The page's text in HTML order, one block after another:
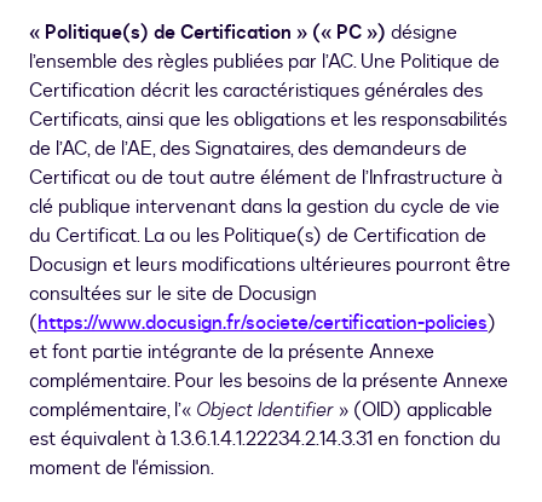
« Politique(s) de Certification » (« PC ») désigne
l’ensemble des règles publiées par l’AC. Une Politique de
Certification décrit les caractéristiques générales des
Certificats, ainsi que les obligations et les responsabilités
de l’AC, de l’AE, des Signataires, des demandeurs de
Certificat ou de tout autre élément de l’Infrastructure à
clé publique intervenant dans la gestion du cycle de vie
du Certificat. La ou les Politique(s) de Certification de
Docusign et leurs modifications ultérieures pourront être
consultées sur le site de Docusign
(https://www.docusign.fr/societe/certification-policies)
et font partie intégrante de la présente Annexe
complémentaire. Pour les besoins de la présente Annexe
complémentaire, l’« Object Identifier » (OID) applicable
est équivalent à 1.3.6.1.4.1.22234.2.14.3.31 en fonction du
moment de l'émission.